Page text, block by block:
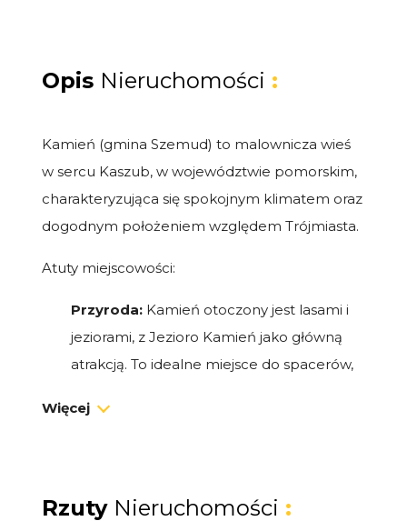
Opis Nieruchomości :
Kamień (gmina Szemud) to malownicza wieś
w sercu Kaszub, w województwie pomorskim,
charakteryzująca się spokojnym klimatem oraz
dogodnym położeniem względem Trójmiasta.
Atuty miejscowości:
Przyroda: Kamień otoczony jest lasami i
jeziorami, z Jezioro Kamień jako główną
atrakcją. To idealne miejsce do spacerów,
letnich kąpieli.
doskonałe połączenia z Gdynią,
Więcej
Rzuty Nieruchomości :